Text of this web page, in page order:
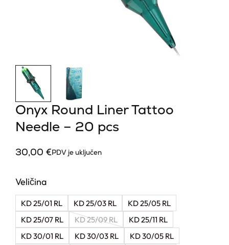
Onyx Round Liner Tattoo
Needle – 20 pcs
30,00 €PDV je uključen
Veličina
KD 25/01 RL KD 25/03 RL
KD 25/05 RL
KD 25/07 RL
KD 25/09 RL
KD 25/11 RL
KD 30/01 RL
KD 30/03 RL
KD 30/05 RL